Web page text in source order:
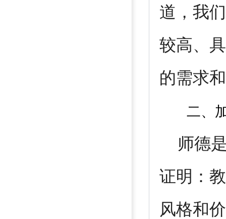
道，我
较高、
的需求
二、
师德是
证明：
风格和